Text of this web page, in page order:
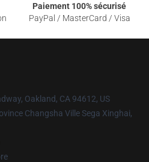
Paiement 100% sécurisé
PayPal / MasterCard / Visa
Oakland, CA 94612, US
Changsha Ville Sega Xinghai,